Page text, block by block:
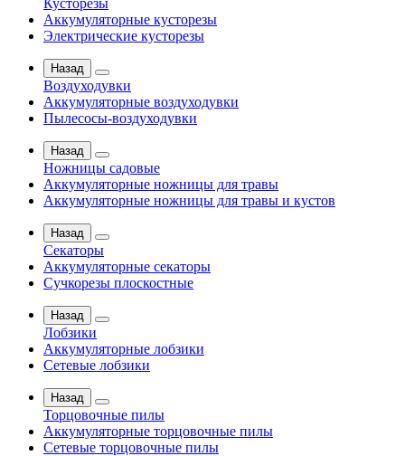
Кусторезы
Аккумуляторные кусторезы
Электрические кусторезы
Назад
Воздуходувки
Аккумуляторные воздуходувки
Пылесосы-воздуходувки
Назад
Ножницы садовые
Аккумуляторные ножницы для травы
Аккумуляторные ножницы для травы и кустов
Назад
Секаторы
Аккумуляторные секаторы
Сучкорезы плоскостные
Назад
Лобзики
Аккумуляторные лобзики
Сетевые лобзики
Назад
Торцовочные пилы
Аккумуляторные торцовочные пилы
Сетевые торцовочные пилы